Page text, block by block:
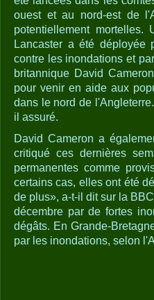
ouest et au nord-est de
potentiellement
Lancaster a été
contre les inondations et
britannique David
pour venir en aide aux
dans le nord de
il assuré.
David Cameron a
critiqué ces dernières
permanentes comme
certains cas, elles ont été
de plus», a-t-il dit sur la
décembre par de fortes
dégâts. En Grande-
par les inondations, selon